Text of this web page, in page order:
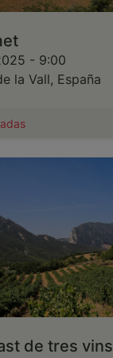
- 9:00
la Vall, España
de tres vins